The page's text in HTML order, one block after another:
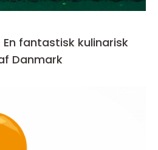
En fantastisk kulinarisk
Danmark